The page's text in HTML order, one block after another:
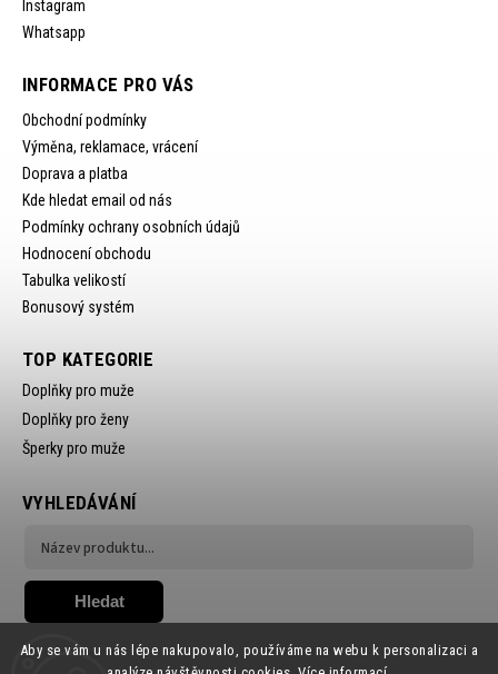
Aby se vám u nás lépe nakupovalo, používáme na webu k personalizaci a
Instagram
Whatsapp
INFORMACE PRO VÁS
Obchodní podmínky
Výměna, reklamace, vrácení
Doprava a platba
Kde hledat email od nás
Podmínky ochrany osobních údajů
Hodnocení obchodu
Tabulka velikostí
Bonusový systém
TOP KATEGORIE
Doplňky pro muže
Doplňky pro ženy
Šperky pro muže
VYHLEDÁVÁNÍ
Hledat